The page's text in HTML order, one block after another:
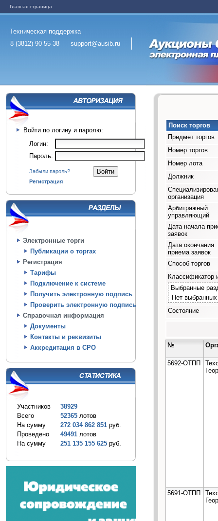
Главная страница
Техническая поддержка
8 (3812) 90-55-38
support@ausib.ru
Войти по логину и паролю:
Логин:
Пароль:
Забыли пароль?
Регистрация
Электронные торги
Публикации о торгах
Регистрация
Тарифы
Подключение к системе
Получить электронную подпись
Проверить электронную подпись
Справочная информация
Документы
Контакты и реквизиты
Аккредитация в СРО
Участников
38929
Всего
52365 лотов
На сумму
272 034 862 851 руб.
Проведено
49491 лотов
На сумму
251 135 155 625 руб.
Поиск торгов
Предмет торгов
Номер торгов
Номер лота
Должник
организация
Арбитражный
управляющий
Дата начала
заявок
Дата окончания
приема заявок
Способ торгов
Классификатор
Выбранные
Нет
Состояние
№
5692-ОТПП
5691-ОТПП